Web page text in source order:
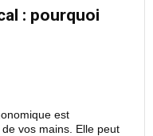
: pourquoi
est
vos mains. Elle peut